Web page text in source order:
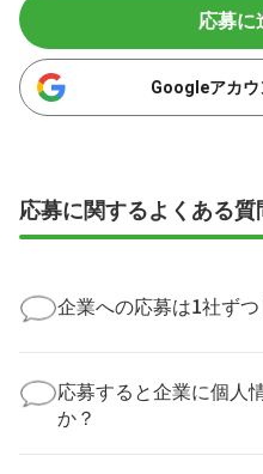
応募に
Googleアカウ
応募に関するよくある質
企業への応募は1社ず
実際に医療キャリアナ
の多くは、複数応募し
います。
応募すると企業に個人
か？